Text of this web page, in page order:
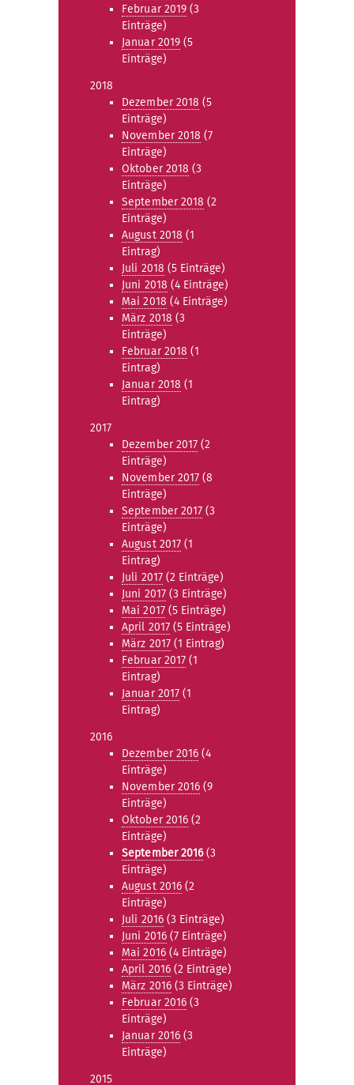
Februar 2019 (3
Einträge)
Januar 2019 (5
Einträge)
2018
Dezember 2018 (5
Einträge)
November 2018 (7
Einträge)
Oktober 2018 (3
Einträge)
September 2018 (2
Einträge)
August 2018 (1
Eintrag)
Juli 2018 (5 Einträge)
Juni 2018 (4 Einträge)
Mai 2018 (4 Einträge)
März 2018 (3
Einträge)
Februar 2018 (1
Eintrag)
Januar 2018 (1
Eintrag)
2017
Dezember 2017 (2
Einträge)
November 2017 (8
Einträge)
September 2017 (3
Einträge)
August 2017 (1
Eintrag)
Juli 2017(2 Einträge)
Juni 2017(3 Einträge)
Mai 2017(5 Einträge)
April 2017 (5 Einträge)
März 2017(1 Eintrag)
Februar 2017 (1
Eintrag)
Januar 2017 (1
Eintrag)
2016
Dezember 2016 (4
Einträge)
November 2016 (9
Einträge)
Oktober 2016 (2
Einträge)
September 2016(3
Einträge)
August 2016 (2
Einträge)
Juli 2016(3 Einträge)
Juni 2016(7 Einträge)
Mai 2016(4 Einträge)
April 2016 (2 Einträge)
März 2016(3 Einträge)
Februar 2016 (3
Einträge)
Januar 2016 (3
Einträge)
2015